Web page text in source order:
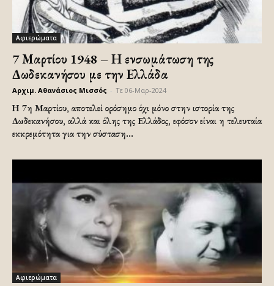
Αφιερώματα
7 Μαρτίου 1948 – Η ενσωμάτωση της
Δωδεκανήσου με την Ελλάδα
Αρχιμ. Αθανάσιος Μισσός Τε 06-Μαρ-2024
Η 7η Μαρτίου, αποτελεί ορόσημο όχι μόνο στην ιστορία της
Δωδεκανήσου, αλλά και όλης της Ελλάδος, εφόσον είναι η τελευταία
εκκρεμότητα για την σύσταση...
Αφιερώματα